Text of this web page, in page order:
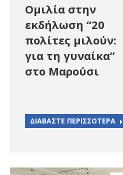
Ομιλία στην
εκδήλωση “20
πολίτες μιλούν:
για τη γυναίκα”
στο Μαρούσι
ΔΙΑΒΑΣΤΕ ΠΕΡΙΣΣΟΤΕΡΑ